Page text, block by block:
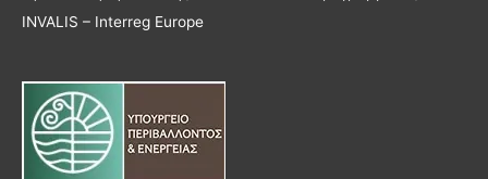
INVALIS – Interreg Europe